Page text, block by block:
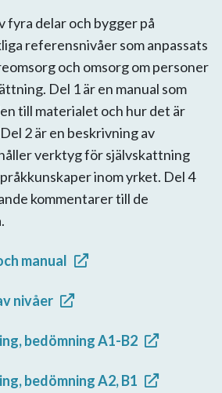
fyra delar och bygger på
referensnivåer som anpassats
och omsorg om personer
Del 1 är en manual som
till materialet och hur det är
2 är en beskrivning av
verktyg för självskattning
inom yrket. Del 4
kommentarer till de
manual
nivåer
bedömning A1-B2
bedömning A2, B1